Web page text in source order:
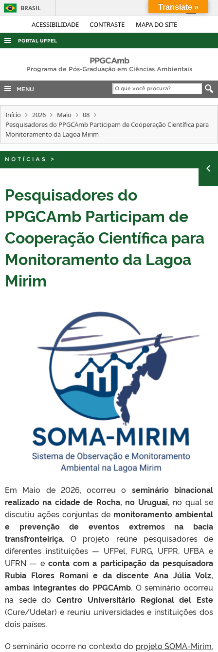
ACESSIBILIDADE CONTRASTE MAPA DO SITE
BRASIL
Simplifique!
Acesso à informação
Legislação
Canais
PORTAL UFPEL
AUDITORIA
COBALTO
CONCURSOS
EDITAIS
OUVIDORIA
PPGCAmb
Programa de Pós-Graduação em Ciências Ambientais
MENU
Início 2026 Maio
08
Pesquisadores do PPGCAmb Participam de Cooperação Científica para
Monitoramento da Lagoa Mirim
NOTÍCIAS >
Pesquisadores do
PPGCAmb Participam de
Cooperação Científica para
Monitoramento da Lagoa
Mirim
Em Maio de 2026, ocorreu o seminário binacional
realizado na cidade de Rocha, no Uruguai, no qual se
discutiu ações conjuntas de monitoramento ambiental
e prevenção de eventos extremos na bacia
transfronteiriça. O projeto reúne pesquisadores de
diferentes instituições — UFPel, FURG, UFPR, UFBA e
UFRN — e conta com a participação da pesquisadora
Rubia Flores Romani e da discente Ana Júlia Volz,
ambas integrantes do PPGCAmb. O seminário ocorreu
na sede doCentro Universitário Regional del Este
(Cure/Udelar) e reuniu universidades e instituições dos
dois países.
O seminário ocorre no contexto do projeto SOMA-Mirim,
Translate »